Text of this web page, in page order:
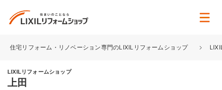
住宅リフォーム・リノベーション専門のLIXILリフォームショップ
LIXILリフォームショップ
上田